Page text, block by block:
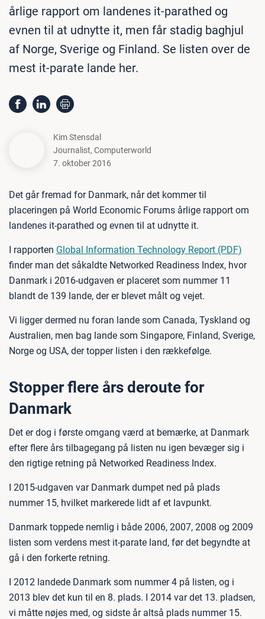
årlige rapport om landenes it-parathed og
evnen til at udnytte it, men får stadig baghjul
af Norge, Sverige og Finland. Se listen over de
mest it-parate lande her.
Kim Stensdal
Journalist, Computerworld
7. oktober 2016
Det går fremad for Danmark, når det kommer til
placeringen på World Economic Forums årlige rapport om
landenes it-parathed og evnen til at udnytte it.
I rapporten Global Information Technology Report (PDF)
finder man det såkaldte Networked Readiness Index, hvor
Danmark i 2016-udgaven er placeret som nummer 11
blandt de 139 lande, der er blevet målt og vejet.
Vi ligger dermed nu foran lande som Canada, Tyskland og
Australien, men bag lande som Singapore, Finland, Sverige,
Norge og USA, der topper listen i den rækkefølge.
Stopper flere års deroute for
Danmark
Det er dog i første omgang værd at bemærke, at Danmark
efter flere års tilbagegang på listen nu igen bevæger sig i
den rigtige retning på Networked Readiness Index.
I 2015-udgaven var Danmark dumpet ned på plads
nummer 15, hvilket markerede lidt af et lavpunkt.
Danmark toppede nemlig i både 2006, 2007, 2008 og 2009
listen som verdens mest it-parate land, før det begyndte at
gå i den forkerte retning.
I 2012 landede Danmark som nummer 4 på listen, og i
2013 blev det kun til en 8. plads. I 2014 var det 13. pladsen,
vi måtte nøjes med, og sidste år altså plads nummer 15.